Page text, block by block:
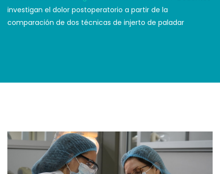
investigan el dolor postoperatorio a partir de la
comparación de dos técnicas de injerto de paladar